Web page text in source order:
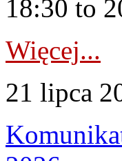
18:30 to
Więcej...
21 lipca